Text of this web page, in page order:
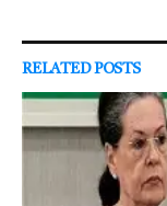
RELATEDPOSTS